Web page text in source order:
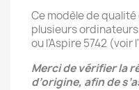
Ce modèle de
plusieurs ordinateurs
ou l’Aspire 5742 (voir
Merci de vérifier la
d’origine, afin de